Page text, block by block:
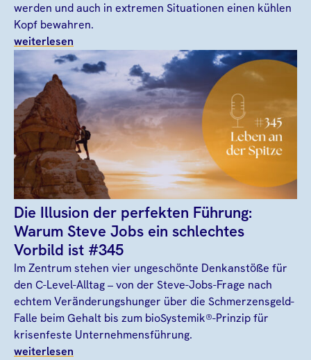
werden und auch in extremen Situationen einen kühlen
Kopf bewahren.
weiterlesen
Die Illusion der perfekten Führung:
Warum Steve Jobs ein schlechtes
Vorbild ist #345
Im Zentrum stehen vier ungeschönte Denkanstöße für
den C-Level-Alltag – von der Steve-Jobs-Frage nach
echtem Veränderungshunger über die Schmerzensgeld-
Falle beim Gehalt bis zum bioSystemik®-Prinzip für
krisenfeste Unternehmensführung.
weiterlesen